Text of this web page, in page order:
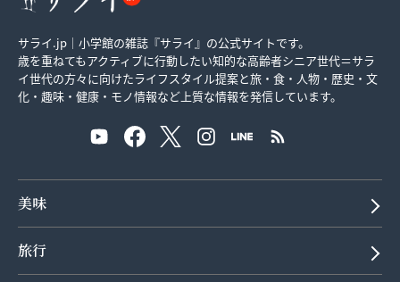
サライ.jp｜小学館の雑誌『サライ』の公式サイトです。
歳を重ねてもアクティブに行動したい知的な高齢者シニア世代＝サラ
イ世代の方々に向けたライフスタイル提案と旅・食・人物・歴史・文
化・趣味・健康・モノ情報など上質な情報を発信しています。
美味
旅行